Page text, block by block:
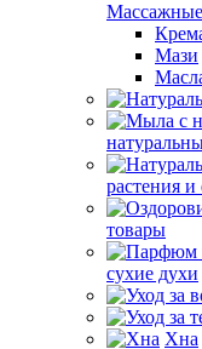
Массажные
Мази
растения и
товары
сухие духи
Хна